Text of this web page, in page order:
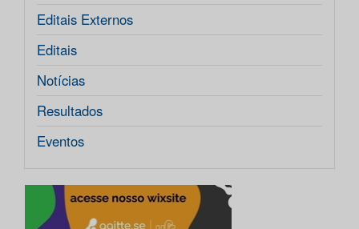
Editais Externos
Editais
Notícias
Resultados
Eventos